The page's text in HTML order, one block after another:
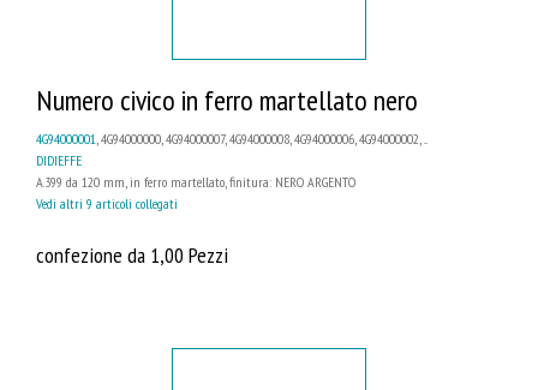
Numero civico in ferro martellato nero
4G94000001 , 4G94000000, 4G94000007, 4G94000008, 4G94000006, 4G94000002, ...
DIDIEFFE
A.399 da 120 mm, in ferro martellato, finitura: NERO ARGENTO
Vedi altri 9 articoli collegati
confezione da 1,00 Pezzi